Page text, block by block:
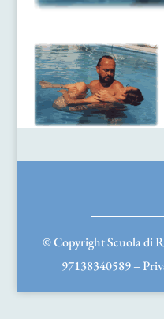
© Copyright Scuola di
97138340589 –